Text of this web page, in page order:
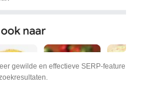
gewilde en effectieve SERP-feature